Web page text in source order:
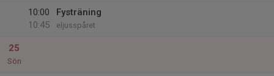
10:00
10:45
Fysträning
eljusspåret
25
Sön